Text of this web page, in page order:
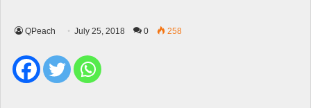
QPeach July 25, 2018 0 258